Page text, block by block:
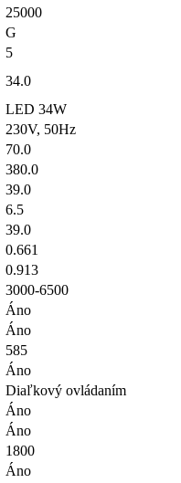
25000
G
5
34.0
LED 34W
230V, 50Hz
70.0
380.0
39.0
6.5
39.0
0.661
0.913
3000-6500
Áno
Áno
585
Áno
Diaľkový ovládaním
Áno
Áno
1800
Áno